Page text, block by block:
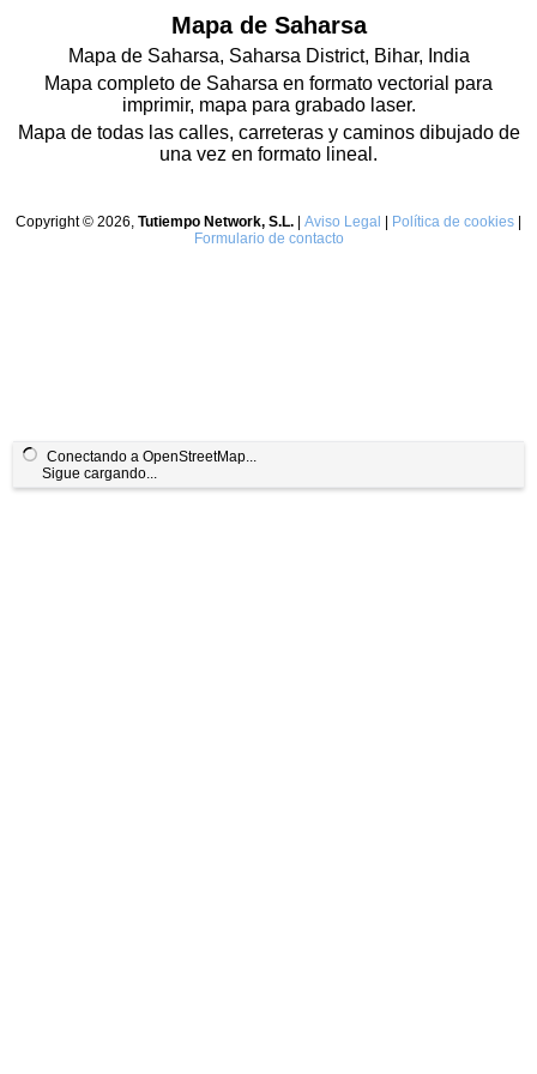
Conectando a OpenStreetMap...
Sigue cargando...
Mapa de Saharsa
Mapa de Saharsa, Saharsa District, Bihar, India
Mapa completo de Saharsa en formato vectorial para
imprimir, mapa para grabado laser.
Mapa de todas las calles, carreteras y caminos dibujado de
una vez en formato lineal.
Copyright © 2026, Tutiempo Network, S.L. Aviso Legal Política de cookies
Formulario de contacto